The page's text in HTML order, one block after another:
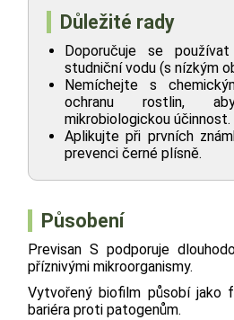
Důležité rady
Doporučuje se
studniční vodu (s nízkým
Nemíchejte s
ochranu rostlin,
mikrobiologickou účinnost.
Aplikujte při prvních
prevenci černé plísně.
Působení
Previsan S podporuje
příznivými mikroorganismy.
Vytvořený biofilm působí jako
bariéra proti patogenům.